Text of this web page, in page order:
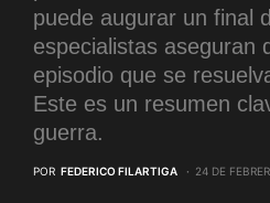
puede augurar un final
especialistas aseguran
episodio que se
Este es un resumen
guerra.
POR FEDERICO FILARTIGA 24 DE